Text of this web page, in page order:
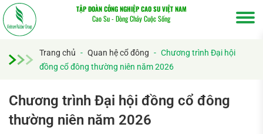
TẬP ĐOÀN CÔNG NGHIỆP CAO SU VIỆT NAM
Cao Su - Dòng Chảy Cuộc Sống
Trang chủ - Quan hệ cổ đông - Chương trình Đại hội
đồng cổ đông thường niên năm 2026
Chương trình Đại hội đồng cổ đông
thường niên năm 2026